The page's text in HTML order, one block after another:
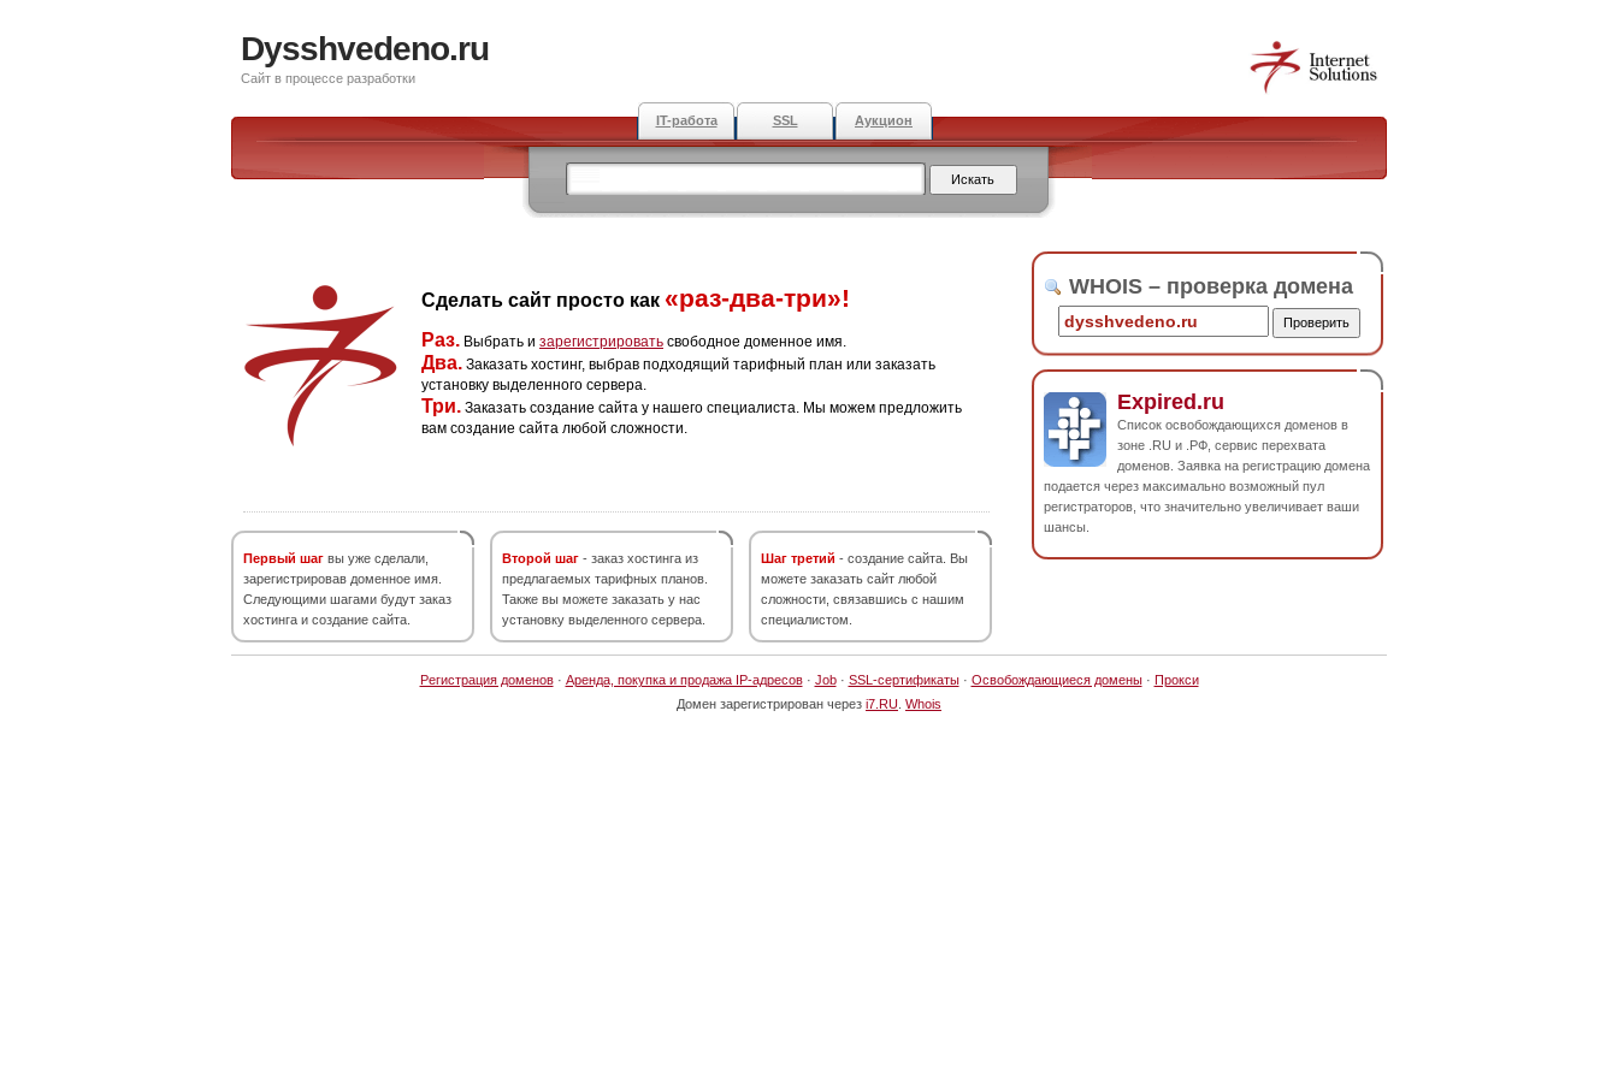
Dysshvedeno.ru
Сайт в процессе разработки
IT-работа SSL Аукцион
Сделать сайт просто как «раз-два-три»!
Раз. Выбрать и зарегистрировать свободное доменное имя.
Два. Заказать хостинг, выбрав подходящий тарифный план или заказать
установку выделенного сервера.
Три. Заказать создание сайта у нашего специалиста. Мы можем предложить
вам создание сайта любой сложности.
Первый шаг вы уже сделали,
зарегистрировав доменное имя.
Следующими шагами будут заказ
хостинга и создание сайта.
Второй шаг - заказ хостинга из
предлагаемых тарифных планов.
Также вы можете заказать у нас
установку выделенного сервера.
Шаг третий - создание сайта. Вы
можете заказать сайт любой
сложности, связавшись с нашим
специалистом.
WHOIS – проверка домена
Expired.ru
Список освобождающихся доменов в
зоне .RU и .РФ, сервис перехвата
доменов. Заявка на регистрацию домена
подается через максимально возможный пул
регистраторов, что значительно увеличивает ваши
шансы.
Регистрация доменов· Аренда, покупка и продажа IP-адресов· Job· SSL-сертификаты· Освобождающиеся домены· Прокси
Домен зарегистрирован через i7.RU Whois